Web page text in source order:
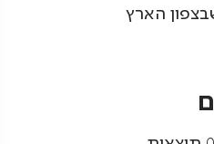
הארץ